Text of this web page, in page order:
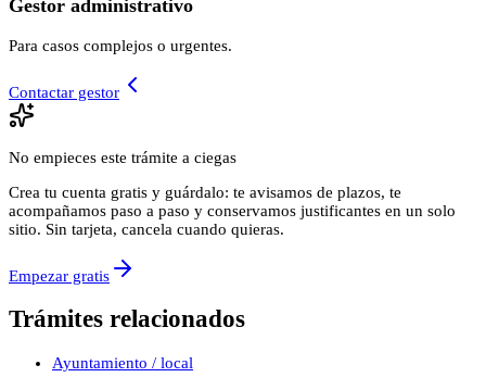
Gestor administrativo
Para casos complejos o urgentes.
Contactar gestor
No empieces este trámite a ciegas
Crea tu cuenta gratis y guárdalo: te avisamos de plazos, te
acompañamos paso a paso y conservamos justificantes en un solo
sitio. Sin tarjeta, cancela cuando quieras.
Empezar gratis
Trámites relacionados
Ayuntamiento / local